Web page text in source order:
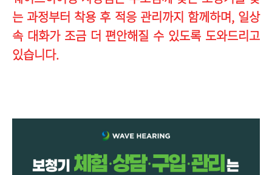
는 과정부터 착용 후 적응 관리까지 함께하며, 일상
속 대화가 조금 더 편안해질 수 있도록 도와드리고
있습니다.